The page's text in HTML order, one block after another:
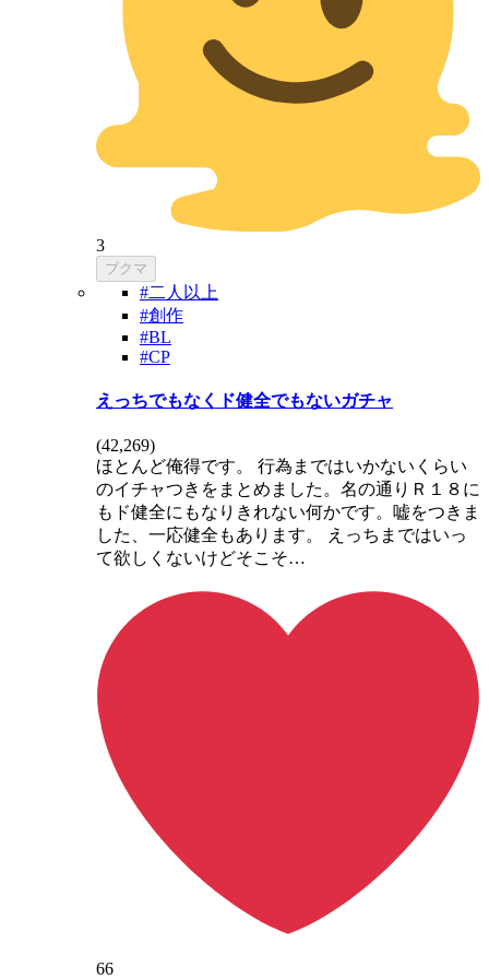
3
ブクマ
#二人以上
#創作
#BL
#CP
えっちでもなくド健全でもないガチャ
(42,269)
ほとんど俺得です。 行為まではいかないくらい
のイチャつきをまとめました。名の通りＲ１８に
もド健全にもなりきれない何かです。嘘をつきま
した、一応健全もあります。 えっちまではいっ
て欲しくないけどそこそ…
66